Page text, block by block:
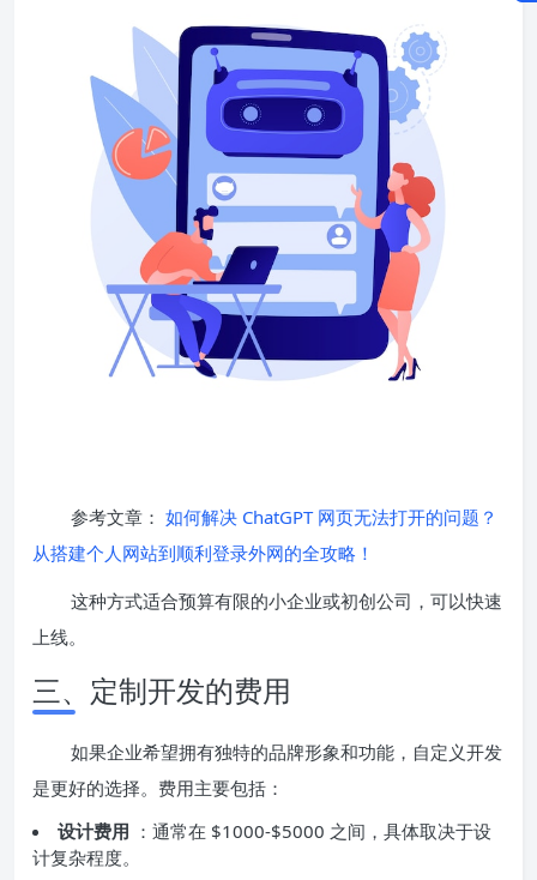
参考文章： 如何解决 ChatGPT 网页无法打开的问题？
从搭建个人网站到顺利登录外网的全攻略！
这种方式适合预算有限的小企业或初创公司，可以快速
上线。
三、定制开发的费用
如果企业希望拥有独特的品牌形象和功能，自定义开发
是更好的选择。费用主要包括：
设计费用 ：通常在 $1000-$5000 之间，具体取决于设
计复杂程度。